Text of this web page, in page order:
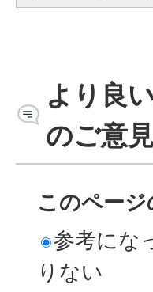
より良
のご意
このペー
参考にな
りない